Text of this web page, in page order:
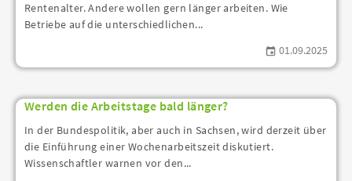
Rentenalter. Andere wollen gern länger arbeiten. Wie
Betriebe auf die unterschiedlichen...
01.09.2025
Werden die Arbeitstage bald länger?
In der Bundespolitik, aber auch in Sachsen, wird derzeit über
die Einführung einer Wochenarbeitszeit diskutiert.
Wissenschaftler warnen vor den...